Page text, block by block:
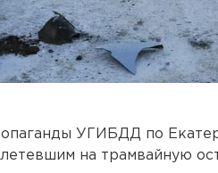
УГИБДД по
на трамвайную